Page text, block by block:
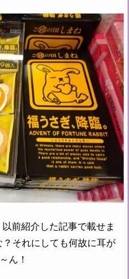
前紹介した記事で載せま
それにしても何故に耳が
ん！